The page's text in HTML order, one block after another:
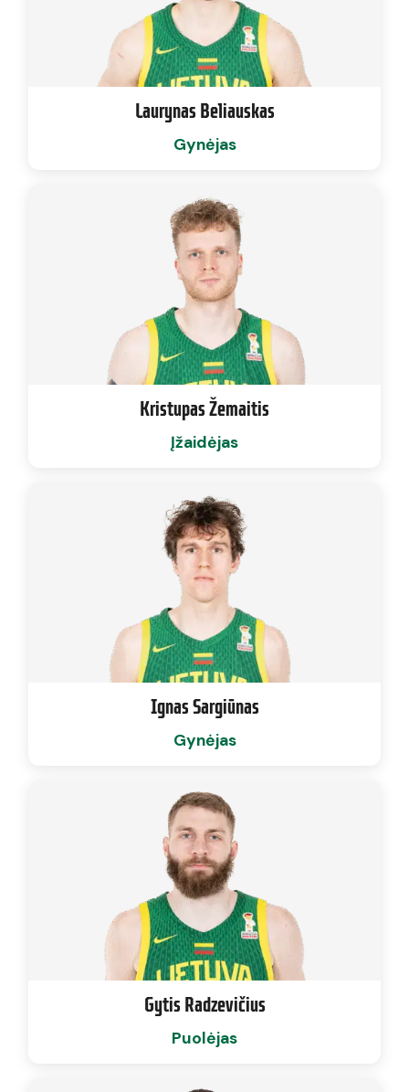
Laurynas Beliauskas
Gynėjas
Kristupas Žemaitis
Įžaidėjas
Ignas Sargiūnas
Gynėjas
Gytis Radzevičius
Puolėjas